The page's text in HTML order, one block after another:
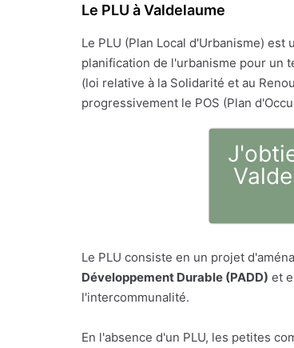
Le PLU à Valdelaume
Le PLU (Plan Local d'Urbanisme) est
planification de l'urbanisme pour un
(loi relative à la Solidarité et au
progressivement le POS (Plan
Le PLU consiste en un projet
Développement Durable (PADD) et
l'intercommunalité.
En l'absence d'un PLU, les petites